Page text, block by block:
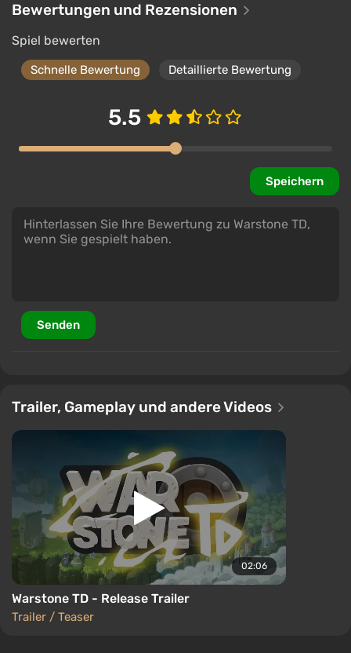
Bewertungen und Rezensionen
Spiel bewerten
Schnelle Bewertung Detaillierte Bewertung
5.5
Speichern
Senden
Trailer, Gameplay und andere Videos
02:06
Warstone TD - Release Trailer
Trailer / Teaser